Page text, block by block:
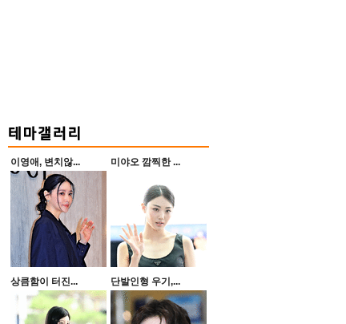
이영애, 변치않... 미야오 깜찍한 ...
상큼함이 터진... 단발인형 우기,...